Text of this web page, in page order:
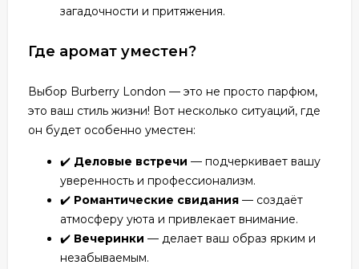
загадочности и притяжения.
Где аромат уместен?
Выбор Burberry London — это не просто парфюм,
это ваш стиль жизни! Вот несколько ситуаций, где
он будет особенно уместен:
✔️ Деловые встречи — подчеркивает вашу
уверенность и профессионализм.
✔️ Романтические свидания — создаёт
атмосферу уюта и привлекает внимание.
✔️ Вечеринки — делает ваш образ ярким и
незабываемым.